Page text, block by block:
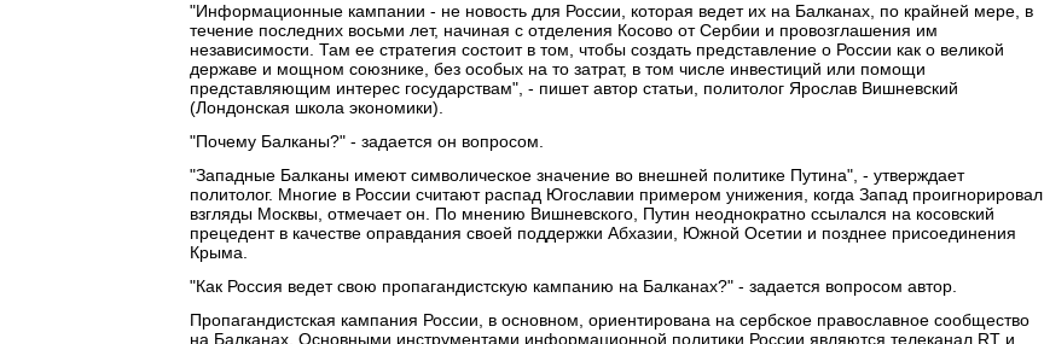
"Информационные кампании - не новость для России, которая ведет их на Балканах, по крайней мере, в
течение последних восьми лет, начиная с отделения Косово от Сербии и провозглашения им
независимости. Там ее стратегия состоит в том, чтобы создать представление о России как о великой
державе и мощном союзнике, без особых на то затрат, в том числе инвестиций или помощи
представляющим интерес государствам", - пишет автор статьи, политолог Ярослав Вишневский
(Лондонская школа экономики).
"Почему Балканы?" - задается он вопросом.
"Западные Балканы имеют символическое значение во внешней политике Путина", - утверждает
политолог. Многие в России считают распад Югославии примером унижения, когда Запад проигнорировал
взгляды Москвы, отмечает он. По мнению Вишневского, Путин неоднократно ссылался на косовский
прецедент в качестве оправдания своей поддержки Абхазии, Южной Осетии и позднее присоединения
Крыма.
"Как Россия ведет свою пропагандистскую кампанию на Балканах?" - задается вопросом автор.
Пропагандистская кампания России, в основном, ориентирована на сербское православное сообщество
на Балканах. Основными инструментами информационной политики России являются телеканал RT и